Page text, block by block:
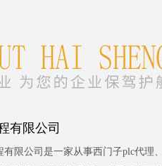
有限公司
有限公司是一家从事西门子plc代理